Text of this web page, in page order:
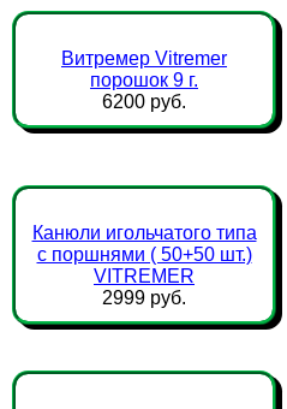
Витремер Vitremer
порошок 9 г.
6200 руб.
Канюли игольчатого типа
с поршнями ( 50+50 шт.)
VITREMER
2999 руб.